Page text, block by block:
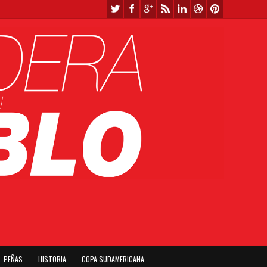
PEÑAS HISTORIA COPA SUDAMERICANA